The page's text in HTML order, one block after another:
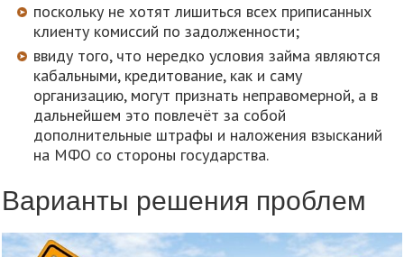
поскольку не хотят лишиться всех приписанных
клиенту комиссий по задолженности;
ввиду того, что нередко условия займа являются
кабальными, кредитование, как и саму
организацию, могут признать неправомерной, а в
дальнейшем это повлечёт за собой
дополнительные штрафы и наложения взысканий
на МФО со стороны государства.
Варианты решения проблем